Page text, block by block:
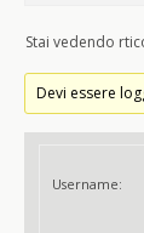
Stai vedendo
Devi essere
Username: